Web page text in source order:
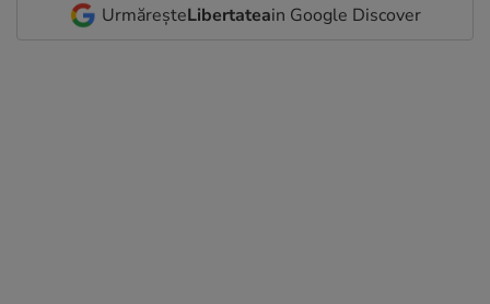
UrmăreșteLibertateain Google Discover